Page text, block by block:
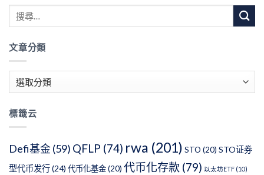
文章分類
章
類
標籤云
Defi基金(59) QFLP (74) rwa (201) STO (20) STO证券
型代币发行(24) 代币化基金(20) 代币化存款 (79) 以太坊ETF (10)